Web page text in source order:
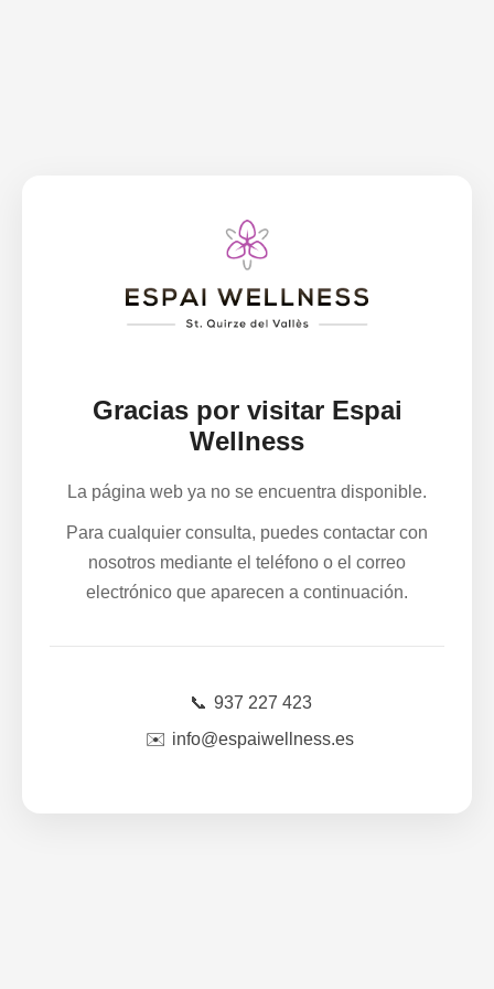
Gracias por visitar Espai
Wellness
La página web ya no se encuentra disponible.
Para cualquier consulta, puedes contactar con
nosotros mediante el teléfono o el correo
electrónico que aparecen a continuación.
📞 937 227 423
✉️ info@espaiwellness.es